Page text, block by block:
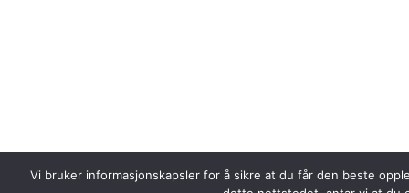
Vi bruker informasjonskapsler for å sikre at du får den beste